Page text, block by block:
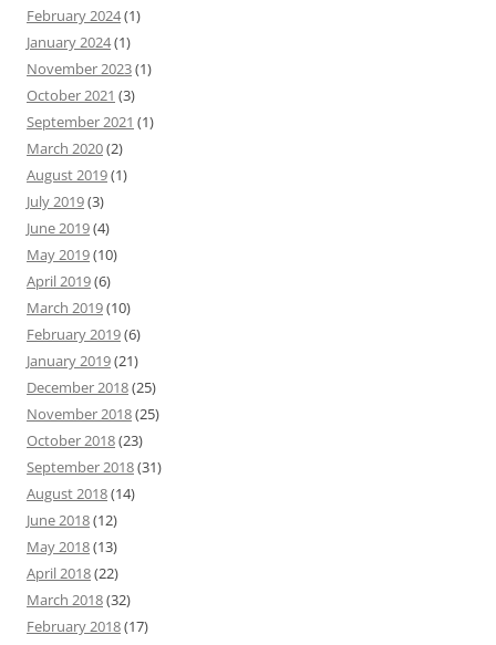
February 2024(1)
January 2024(1)
November 2023(1)
October 2021 (3)
September 2021 (1)
March 2020(2)
August 2019(1)
July 2019(3)
June 2019(4)
May 2019(10)
April 2019(6)
March 2019(10)
February 2019(6)
January 2019(21)
December 2018(25)
November 2018(25)
October 2018(23)
September 2018(31)
August 2018(14)
June 2018(12)
May 2018(13)
April 2018(22)
March 2018(32)
February 2018(17)